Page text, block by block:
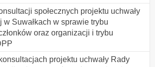
społecznych projektu uchwały
w Suwałkach w sprawie trybu
oraz organizacji i trybu
projektu uchwały Rady